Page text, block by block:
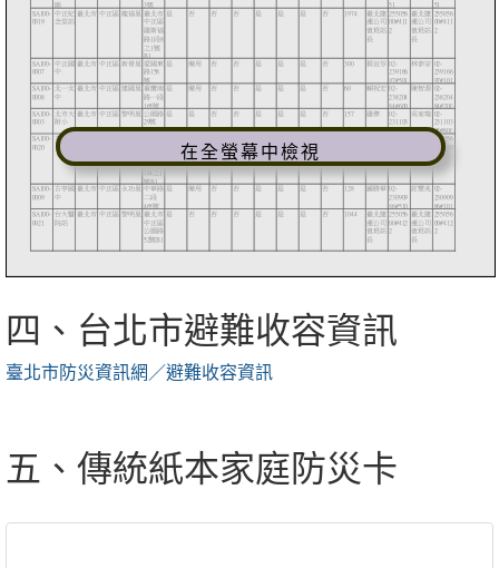
在全螢幕中檢視
四、台北市避難收容資訊
臺北市防災資訊網／避難收容資訊
五、傳統紙本家庭防災卡